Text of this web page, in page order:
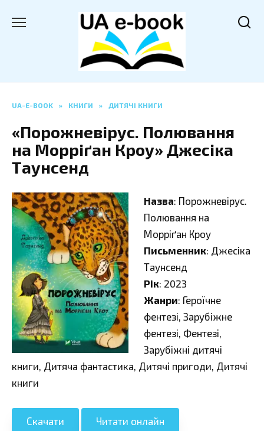
UA-E-BOOK » КНИГИ » ДИТЯЧІ КНИГИ
«Порожневірус. Полювання
на Морріґан Кроу» Джесіка
Таунсенд
Назва: Порожневірус.
Полювання на
Морріґан Кроу
Письменник: Джесіка
Таунсенд
Рік: 2023
Жанри: Героїчне
фентезі, Зарубіжне
фентезі, Фентезі,
Зарубіжні дитячі
книги, Дитяча фантастика, Дитячі пригоди, Дитячі
книги
Скачати Читати онлайн